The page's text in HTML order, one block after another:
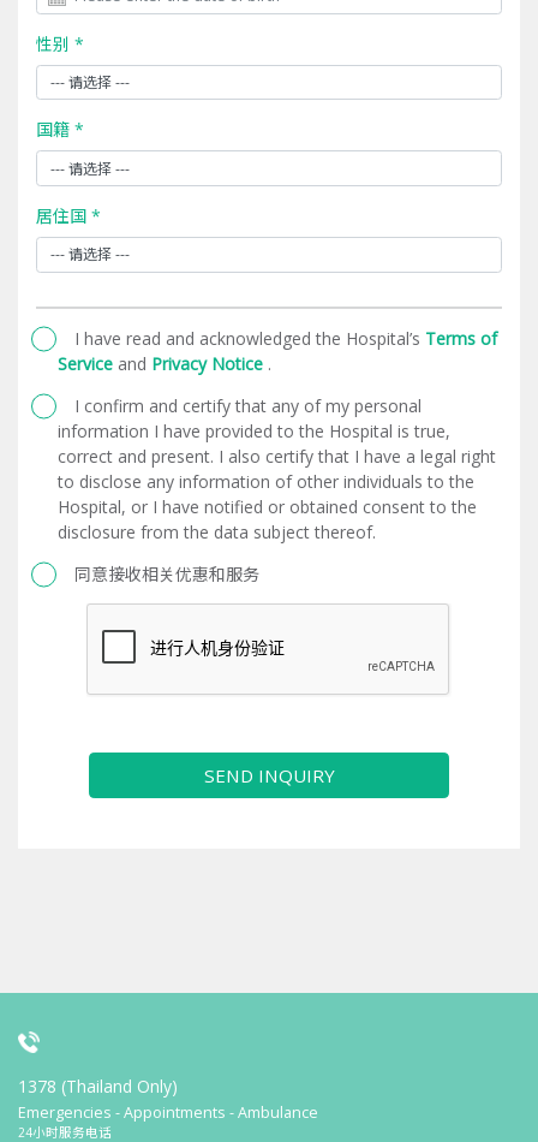
性别 *
国籍 *
居住国 *
I have read and acknowledged the Hospital’s Terms of
Service and Privacy Notice .
I confirm and certify that any of my personal
information I have provided to the Hospital is true,
correct and present. I also certify that I have a legal right
to disclose any information of other individuals to the
Hospital, or I have notified or obtained consent to the
disclosure from the data subject thereof.
同意接收相关优惠和服务
SEND INQUIRY
1378 (Thailand Only)
Emergencies - Appointments - Ambulance
24小时服务电话